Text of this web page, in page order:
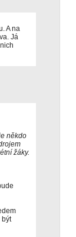
A na
Já
někdo
žáky.
být